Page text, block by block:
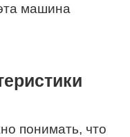
машина
понимать, что